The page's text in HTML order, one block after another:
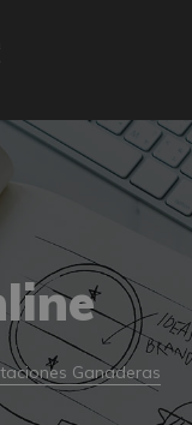
Ganaderas